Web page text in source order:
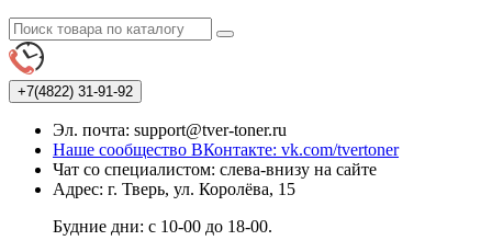
+7(4822) 31-91-92
Эл. почта: support@tver-toner.ru
Наше сообщество ВКонтакте: vk.com/tvertoner
Чат со специалистом: слева-внизу на сайте
Адрес: г. Тверь, ул. Королёва, 15
Будние дни: с 10-00 до 18-00.